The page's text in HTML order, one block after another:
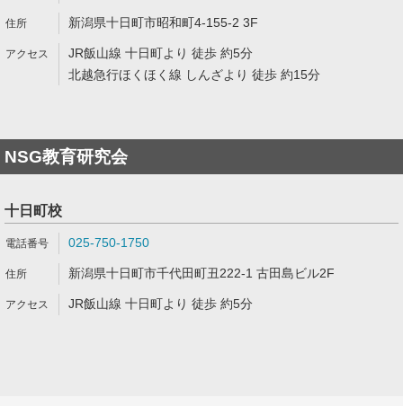
新潟県十日町市昭和町4-155-2 3F
JR飯山線 十日町より 徒歩 約5分
北越急行ほくほく線 しんざより 徒歩 約15分
NSG教育研究会
十日町校
025-750-1750
新潟県十日町市千代田町丑222-1 古田島ビル2F
JR飯山線 十日町より 徒歩 約5分